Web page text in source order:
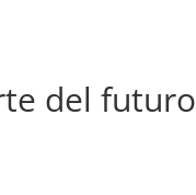
del futuro